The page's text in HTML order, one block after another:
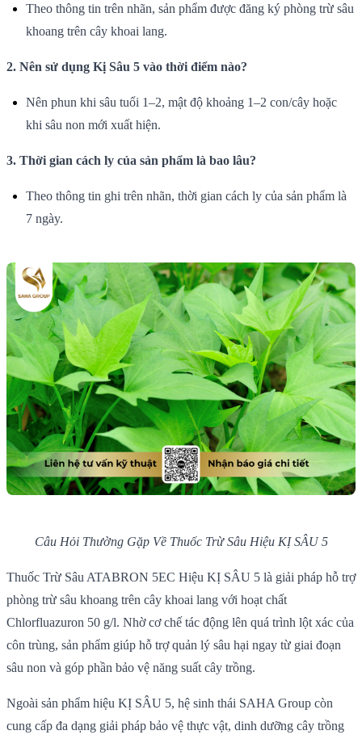
Theo thông tin trên nhãn, sản phẩm được đăng ký phòng trừ sâu
khoang trên cây khoai lang.
2. Nên sử dụng Kị Sâu 5 vào thời điểm nào?
Nên phun khi sâu tuổi 1–2, mật độ khoảng 1–2 con/cây hoặc
khi sâu non mới xuất hiện.
3. Thời gian cách ly của sản phẩm là bao lâu?
Theo thông tin ghi trên nhãn, thời gian cách ly của sản phẩm là
7 ngày.
Câu Hỏi Thường Gặp Về Thuốc Trừ Sâu Hiệu KỊ SÂU 5
Thuốc Trừ Sâu ATABRON 5EC Hiệu KỊ SÂU 5 là giải pháp hỗ trợ
phòng trừ sâu khoang trên cây khoai lang với hoạt chất
Chlorfluazuron 50 g/l. Nhờ cơ chế tác động lên quá trình lột xác của
côn trùng, sản phẩm giúp hỗ trợ quản lý sâu hại ngay từ giai đoạn
sâu non và góp phần bảo vệ năng suất cây trồng.
Ngoài sản phẩm hiệu KỊ SÂU 5, hệ sinh thái SAHA Group còn
cung cấp đa dạng giải pháp bảo vệ thực vật, dinh dưỡng cây trồng